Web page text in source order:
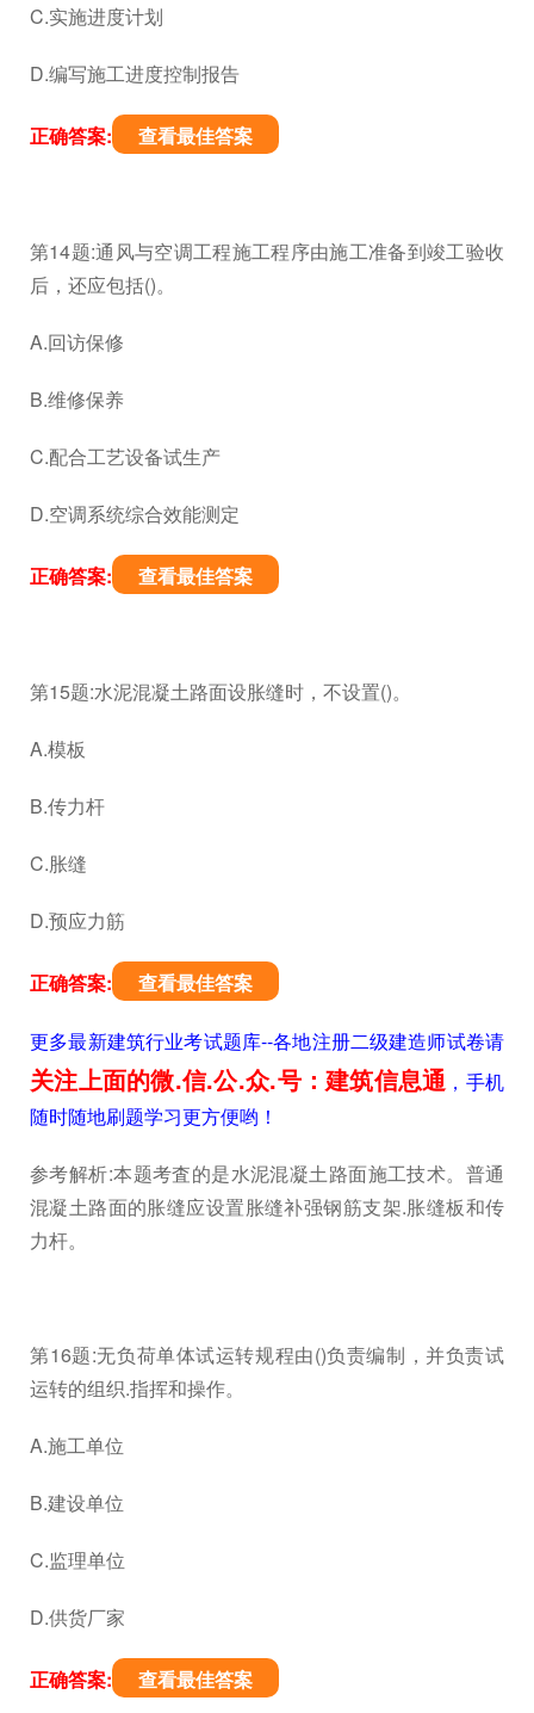
C.实施进度计划
D.编写施工进度控制报告
正确答案: 查看最佳答案
第14题:通风与空调工程施工程序由施工准备到竣工验收
后，还应包括()。
A.回访保修
B.维修保养
C.配合工艺设备试生产
D.空调系统综合效能测定
正确答案: 查看最佳答案
第15题:水泥混凝土路面设胀缝时，不设置()。
A.模板
B.传力杆
C.胀缝
D.预应力筋
正确答案: 查看最佳答案
更多最新建筑行业考试题库--各地注册二级建造师试卷请
关注上面的微.信.公.众.号：建筑信息通，手机
随时随地刷题学习更方便哟！
参考解析:本题考査的是水泥混凝土路面施工技术。普通
混凝土路面的胀缝应设置胀缝补强钢筋支架.胀缝板和传
力杆。
第16题:无负荷单体试运转规程由()负责编制，并负责试
运转的组织.指挥和操作。
A.施工单位
B.建设单位
C.监理单位
D.供货厂家
正确答案: 查看最佳答案